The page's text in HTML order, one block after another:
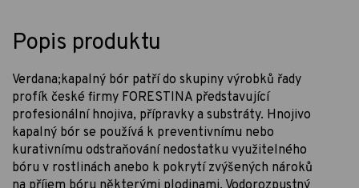
Popis produktu
Verdana;kapalný bór patří do skupiny výrobků řady
profík české firmy FORESTINA představující
profesionální hnojiva, přípravky a substráty. Hnojivo
kapalný bór se používá k preventivnímu nebo
kurativnímu odstraňování nedostatku využitelného
bóru v rostlinách anebo k pokrytí zvýšených nároků